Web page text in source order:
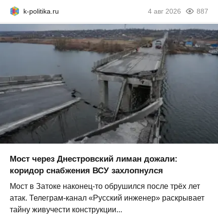
k-politika.ru 4 авг 2026 887
Мост через Днестровский лиман дожали:
коридор снабжения ВСУ захлопнулся
Мост в Затоке наконец-то обрушился после трёх лет
атак. Телеграм-канал «Русский инженер» раскрывает
тайну живучести конструкции...